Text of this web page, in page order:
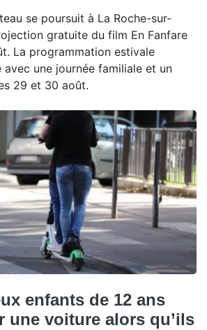
se poursuit à La Roche-sur-
gratuite du film En Fanfare
La programmation estivale
avec une journée familiale et un
29 et 30 août.
enfants de 12 ans
une voiture alors qu’ils